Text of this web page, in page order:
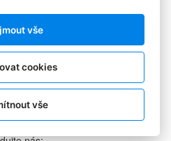
nebo šíření obsahu je bez
s.r.o. zakázáno.
RSS 1
Štítky
osobních údajů
Kontakt
AGENTURA
COOKIES
vše
cookies
vše